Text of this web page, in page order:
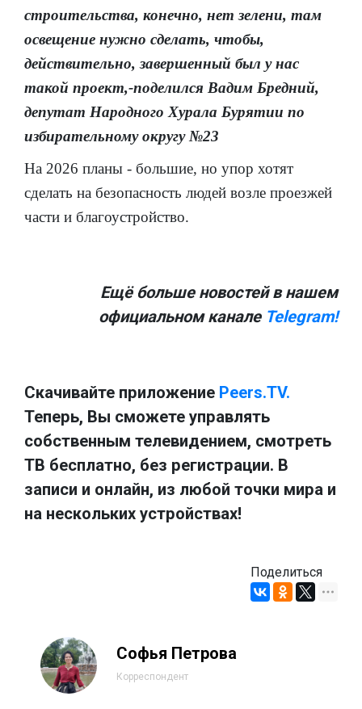
строительства, конечно, нет зелени, там
освещение нужно сделать, чтобы,
действительно, завершенный был у нас
такой проект,-поделился Вадим Бредний,
депутат Народного Хурала Бурятии по
избирательному округу №23
На 2026 планы - большие, но упор хотят
сделать на безопасность людей возле проезжей
части и благоустройство.
Ещё больше новостей в нашем
официальном канале Telegram!
Скачивайте приложение Peers.TV.
Теперь, Вы сможете управлять
собственным телевидением, смотреть
ТВ бесплатно, без регистрации. В
записи и онлайн, из любой точки мира и
на нескольких устройствах!
Поделиться
Софья Петрова
Корреспондент